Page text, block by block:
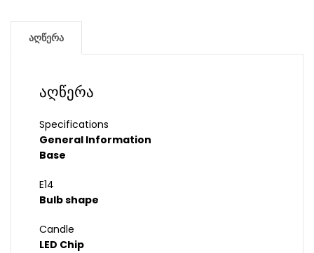
აღწერა
აღწერა
Specifications
General Information
Base
E14
Bulb shape
Candle
LED Chip